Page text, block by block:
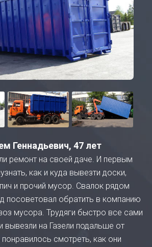
Геннадьевич, 47 лет
ремонт на своей даче. И первым
как и куда вывезти доски,
и прочий мусор. Свалок рядом
посоветовал обратить в компанию
мусора. Трудяги быстро все сами
вывезли на Газели подальше от
смотреть, как они